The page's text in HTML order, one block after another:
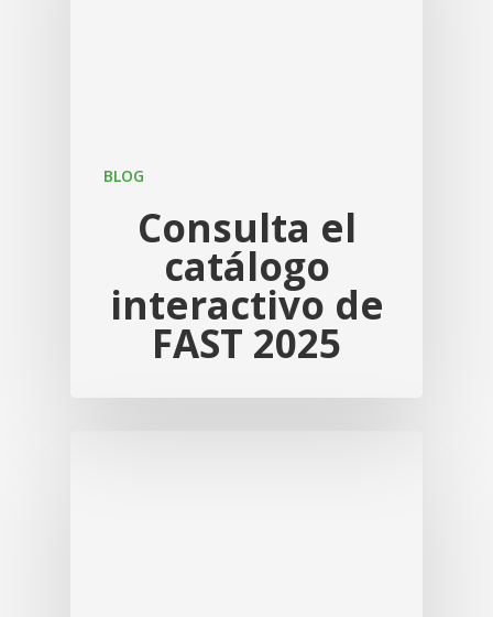
BLOG
Consulta el
catálogo
interactivo de
FAST 2025